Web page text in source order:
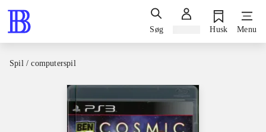
Søg Husk Menu
Spil / computerspil